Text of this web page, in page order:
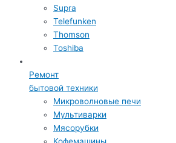
Supra
Telefunken
Thomson
Toshiba
Ремонт
бытовой техники
Микроволновые печи
Мультиварки
Мясорубки
Кофемашины